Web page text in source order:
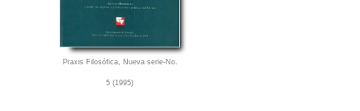
Praxis Filosófica, Nueva serie-No.
5 (1995)